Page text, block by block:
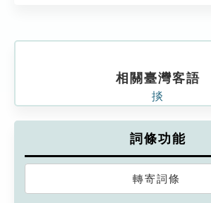
相關臺灣客語
掞
詞條功能
轉寄詞條